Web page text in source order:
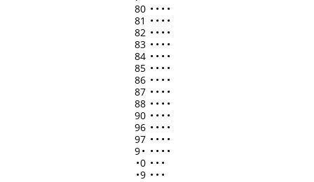
80 • • • •
81 • • • •
82 • • • •
83 • • • •
84 • • • •
85 • • • •
86 • • • •
87 • • • •
88 • • • •
90 • • • •
96 • • • •
97 • • • •
9• • • • •
•0 • • •
•9 • • •